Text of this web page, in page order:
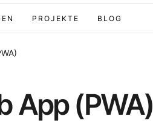
PROJEKTE BLOG
App (PWA)